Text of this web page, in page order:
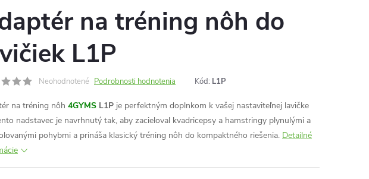
na tréning nôh do
L1P
Neohodnotené Podrobnosti hodnotenia Kód: L1P
na tréning nôh 4GYMS L1P je perfektným doplnkom k vašej nastaviteľnej lavičke
nadstavec je navrhnutý tak, aby zacieloval kvadricepsy a hamstringy plynulými a
pohybmi a prináša klasický tréning nôh do kompaktného riešenia. Detailné